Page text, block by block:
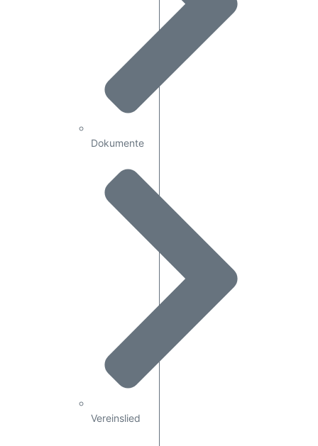
Dokumente
Vereinslied